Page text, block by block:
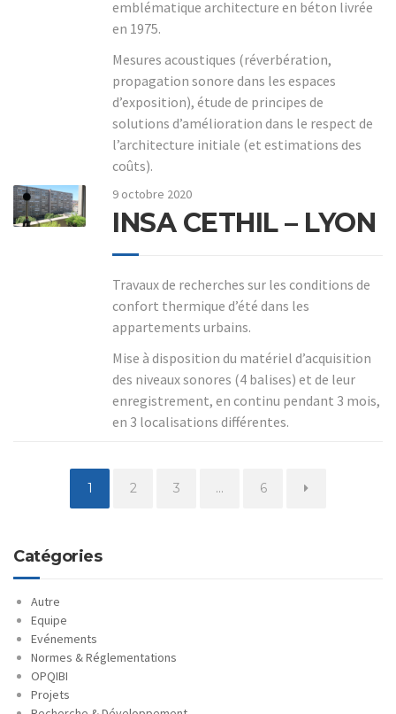
emblématique architecture en béton livrée
en 1975.
Mesures acoustiques (réverbération,
propagation sonore dans les espaces
d’exposition), étude de principes de
solutions d’amélioration dans le respect de
l’architecture initiale (et estimations des
coûts).
9 octobre 2020
INSA CETHIL – LYON
Travaux de recherches sur les conditions de
confort thermique d’été dans les
appartements urbains.
Mise à disposition du matériel d’acquisition
des niveaux sonores (4 balises) et de leur
enregistrement, en continu pendant 3 mois,
en 3 localisations différentes.
Page
1 Page
2 Page
3 … Page
6
Catégories
Autre
Equipe
Evénements
Normes & Réglementations
OPQIBI
Projets